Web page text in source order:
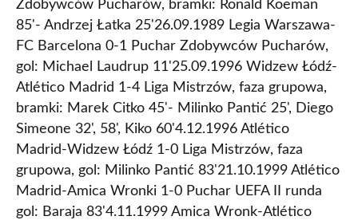
Zdobywców Pucharów, bramki: Ronald Koeman
85'- Andrzej Łatka 25'26.09.1989 Legia Warszawa-
FC Barcelona 0-1 Puchar Zdobywców Pucharów,
gol: Michael Laudrup 11'25.09.1996 Widzew Łódź-
Atlético Madrid 1-4 Liga Mistrzów, faza grupowa,
bramki: Marek Citko 45'- Milinko Pantić 25', Diego
Simeone 32', 58', Kiko 60'4.12.1996 Atlético
Madrid-Widzew Łódź 1-0 Liga Mistrzów, faza
grupowa, gol: Milinko Pantić 83'21.10.1999 Atlético
Madrid-Amica Wronki 1-0 Puchar UEFA II runda
gol: Baraja 83'4.11.1999 Amica Wronk-Atlético